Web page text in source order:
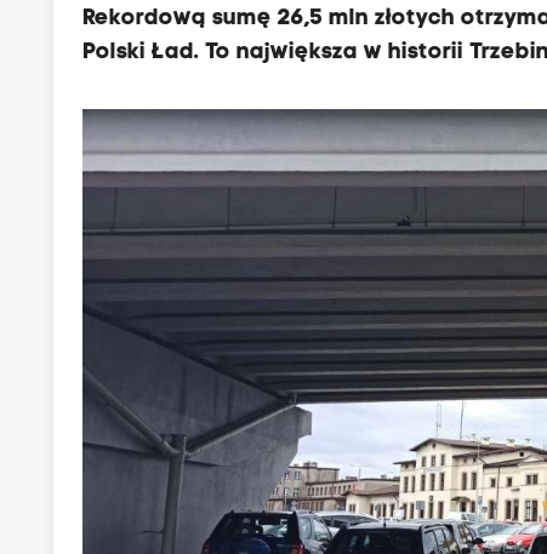
Rekordową sumę 26,5 mln złotych
Polski Ład. To największa w historii